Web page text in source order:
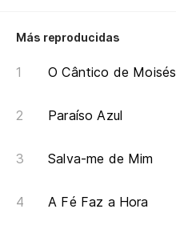
Más reproducidas
O Cântico de Moisés
Paraíso Azul
Salva-me de Mim
A Fé Faz a Hora